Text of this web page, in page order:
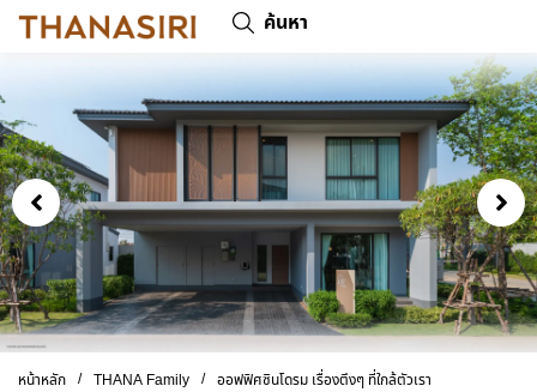
ค้นหา
หน้าหลัก / THANA Family / ออฟฟิศซินโดรม เรื่องตึงๆ ที่ใกล้ตัวเรา